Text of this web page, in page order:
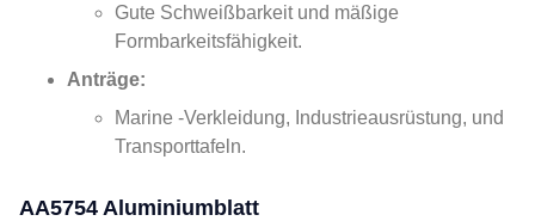
Gute Schweißbarkeit und mäßige
Formbarkeitsfähigkeit.
Anträge:
Marine -Verkleidung, Industrieausrüstung, und
Transporttafeln.
AA5754 Aluminiumblatt